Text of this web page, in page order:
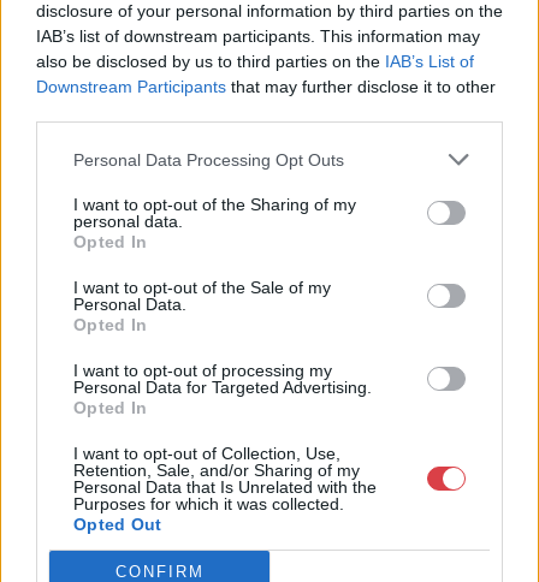
disclosure of your personal information by third parties on the
IAB’s list of downstream participants. This information may
also be disclosed by us to third parties on the IAB’s List of
Downstream Participants that may further disclose it to other
Personal Data Processing Opt Outs
I want to opt-out of the Sharing of my
personal data.
Opted In
I want to opt-out of the Sale of my
Personal Data.
Opted In
I want to opt-out of processing my
Personal Data for Targeted Advertising.
Opted In
I want to opt-out of Collection, Use,
Retention, Sale, and/or Sharing of my
Personal Data that Is Unrelated with the
Purposes for which it was collected.
Opted Out
CONFIRM
Telefon: +361 475 6000 +361
4756005
Weboldal:
bútorok, szőnyegek, üveg, porcelán és ezüst tárgyak, ékszerek,
gyűjtemények árverezése. Ingyenes értékbecslés. Árveréseinkre
a tárgyfelvétel folyamatos.
GALÉRIA TOVÁBBI MŰTÁRGYAI
KAPCSOLÓDÓ MŰTÁRGYAK